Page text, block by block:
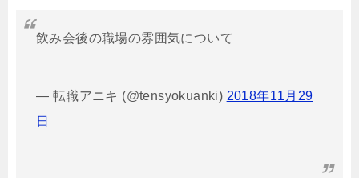
飲み会後の職場の雰囲気について
— 転職アニキ (@tensyokuanki) 2018年11月29
日